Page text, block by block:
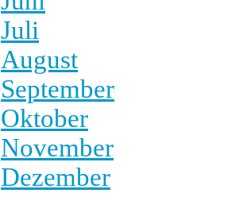
Juli
August
September
Oktober
November
Dezember